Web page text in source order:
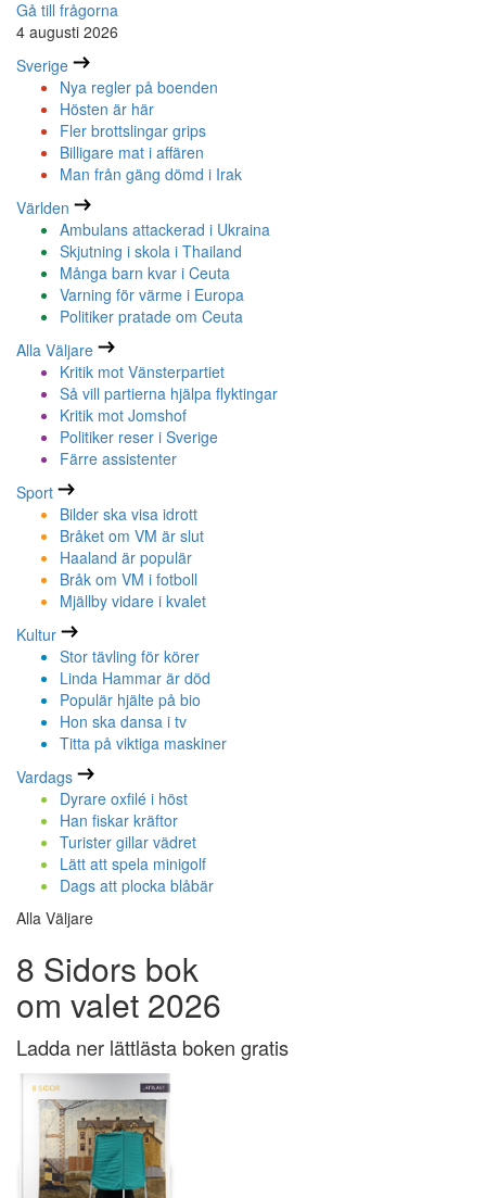
Gå till frågorna
4 augusti 2026
Sverige
Nya regler på boenden
Hösten är här
Fler brottslingar grips
Billigare mat i affären
Man från gäng dömd i Irak
Världen
Ambulans attackerad i Ukraina
Skjutning i skola i Thailand
Många barn kvar i Ceuta
Varning för värme i Europa
Politiker pratade om Ceuta
Alla Väljare
Kritik mot Vänsterpartiet
Så vill partierna hjälpa flyktingar
Kritik mot Jomshof
Politiker reser i Sverige
Färre assistenter
Sport
Bilder ska visa idrott
Bråket om VM är slut
Haaland är populär
Bråk om VM i fotboll
Mjällby vidare i kvalet
Kultur
Stor tävling för körer
Linda Hammar är död
Populär hjälte på bio
Hon ska dansa i tv
Titta på viktiga maskiner
Vardags
Dyrare oxfilé i höst
Han fiskar kräftor
Turister gillar vädret
Lätt att spela minigolf
Dags att plocka blåbär
Alla Väljare
8 Sidors bok
om valet 2026
Ladda ner lättlästa boken gratis